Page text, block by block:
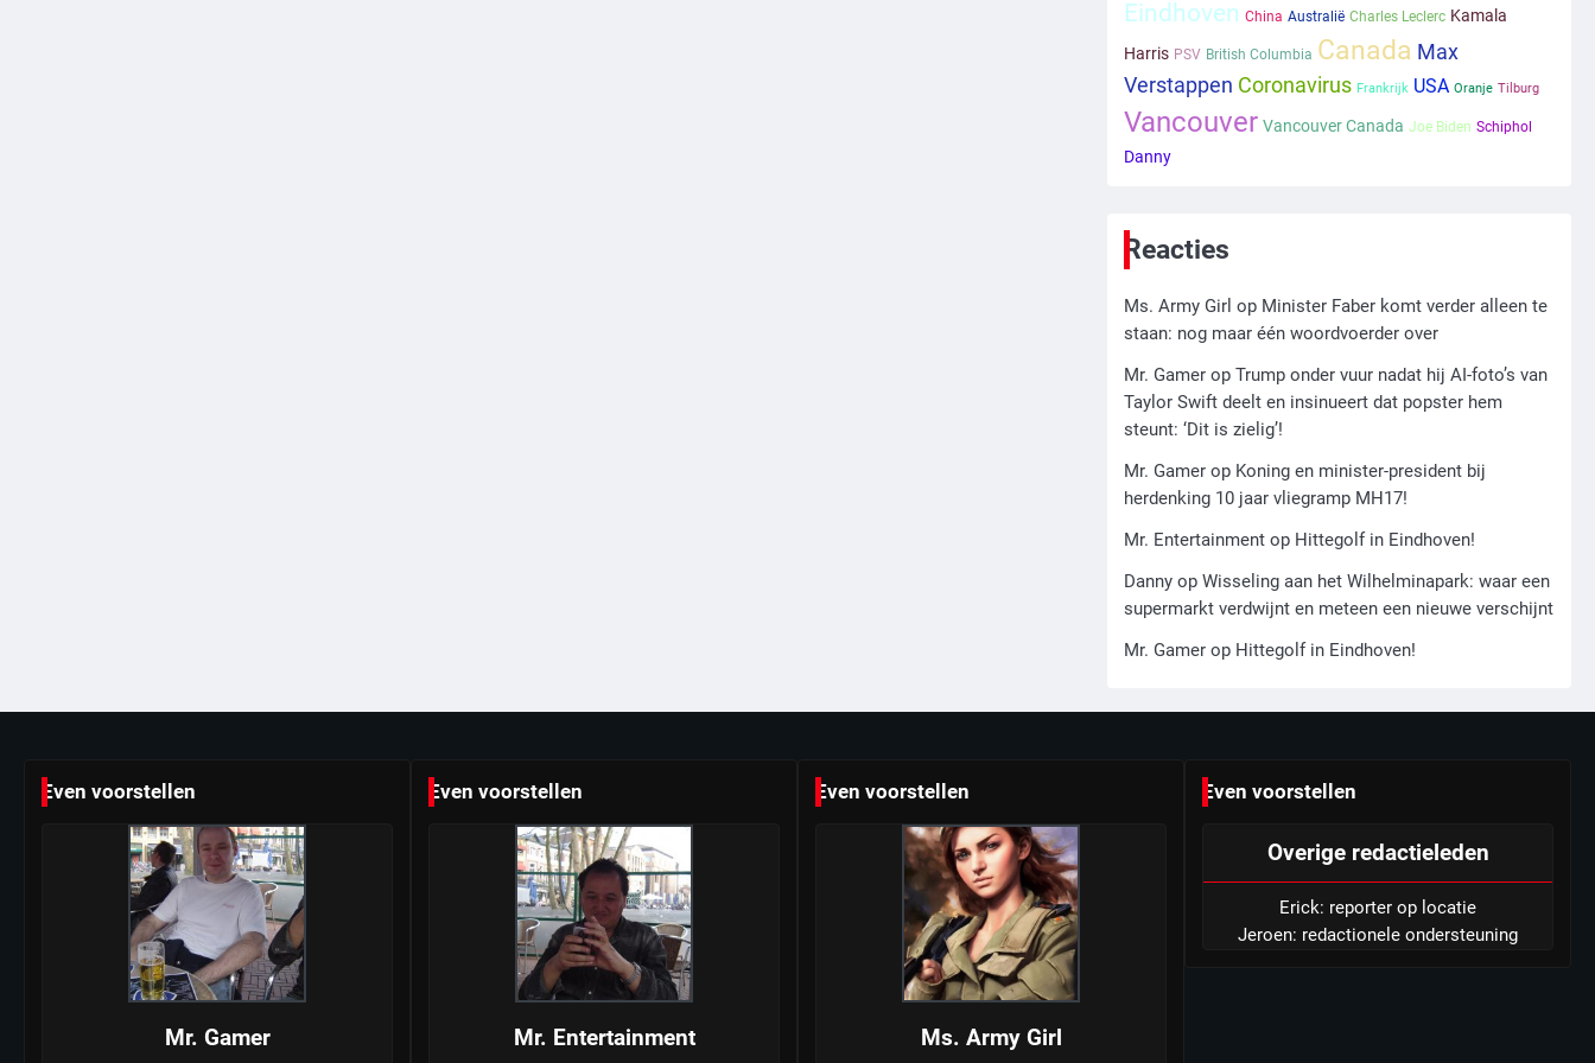
komst
Mr. Gamer
2
Nick Reiner, zoon van
regisseur Rob Reiner,
4
Reiner en vrouw dood
gevonden in hun huis, eigen
zoon hoofdverdachte
Mr. Gamer
5
Israël doodt hoogste
Hezbollah-leider sinds einde
oorlog, samen met meerdere
Mr. Gamer
vertrouwen in nieuwe aanpak
inwoners door Siem, ondanks
Eindhoven China Australië Charles Leclerc Kamala
Harris PSV British Columbia Canada Max
Verstappen Coronavirus Frankrijk USA Oranje Tilburg
Vancouver Vancouver Canada Joe Biden Schiphol
Danny
Reacties
Ms. Army Girl op Minister Faber komt verder alleen te
staan: nog maar één woordvoerder over
Mr. Gamerop Trump onder vuur nadat hij AI-foto’s van
Taylor Swift deelt en insinueert dat popster hem
steunt: ‘Dit is zielig’!
Mr. Gamerop Koning en minister-president bij
herdenking 10 jaar vliegramp MH17!
Mr. Entertainmentop Hittegolf in Eindhoven!
Dannyop Wisseling aan het Wilhelminapark: waar een
supermarkt verdwijnt en meteen een nieuwe verschijnt
Mr. Gamerop Hittegolf in Eindhoven!
Even voorstellen
Mr. Gamer
Even voorstellen
Mr. Entertainment
Even voorstellen
Ms. Army Girl
Even voorstellen
Overige redactieleden
Erick: reporter op locatie
Jeroen: redactionele ondersteuning